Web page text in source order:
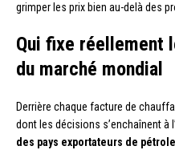
grimper les prix bien au-delà des
Qui fixe réellement
du marché mondial
Derrière chaque facture de
dont les décisions s’enchaînent à
des pays exportateurs de pétrole